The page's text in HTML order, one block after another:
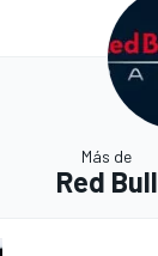
Más de
Red Bull